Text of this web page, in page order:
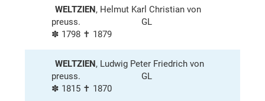
WELTZIEN, Helmut Karl Christian von
preuss.
GL
✽ 1798 ✝ 1879
WELTZIEN, Ludwig Peter Friedrich von
preuss.
GL
✽ 1815 ✝ 1870